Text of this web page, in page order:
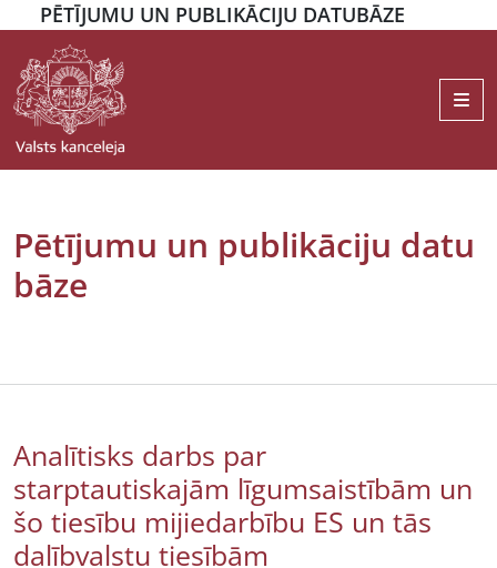
PĒTĪJUMU UN PUBLIKĀCIJU DATUBĀZE
Pētījumu un publikāciju datu
bāze
Analītisks darbs par
starptautiskajām līgumsaistībām un
šo tiesību mijiedarbību ES un tās
dalībvalstu tiesībām